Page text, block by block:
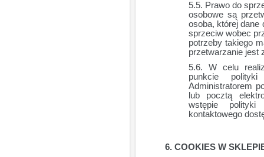
Prawo do
osobowe są
osoba, której dane
sprzeciw wobec
potrzeby takiego
przetwarzanie jest
W celu
punkcie
Administratorem
lub pocztą
wstępie
kontaktowego
COOKIES W